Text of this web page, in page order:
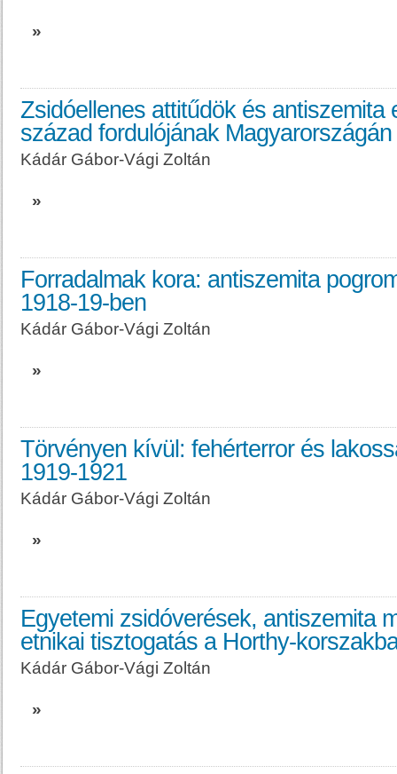
»
Zsidóellenes attitűdök és antiszemita
század fordulójának Magyarországán
Kádár Gábor-Vági Zoltán
»
Forradalmak kora: antiszemita
1918-19-ben
Kádár Gábor-Vági Zoltán
»
Törvényen kívül: fehérterror és
1919-1921
Kádár Gábor-Vági Zoltán
»
Egyetemi zsidóverések, antiszemita
etnikai tisztogatás a Horthy-
Kádár Gábor-Vági Zoltán
»